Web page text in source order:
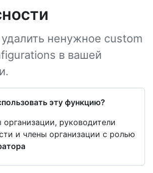
ненужное custom
в вашей
эту функцию?
организации, руководители
и члены организации с ролью